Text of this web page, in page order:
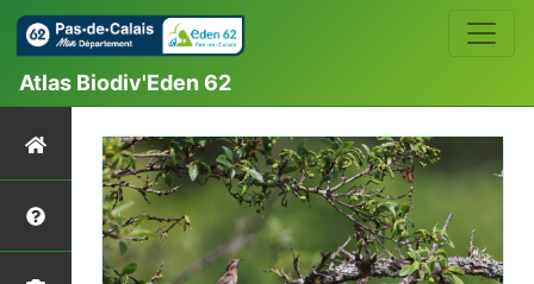
Atlas Biodiv'Eden 62